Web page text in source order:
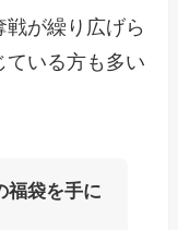
戦が繰り広げら
ている方も多い
福袋を手に